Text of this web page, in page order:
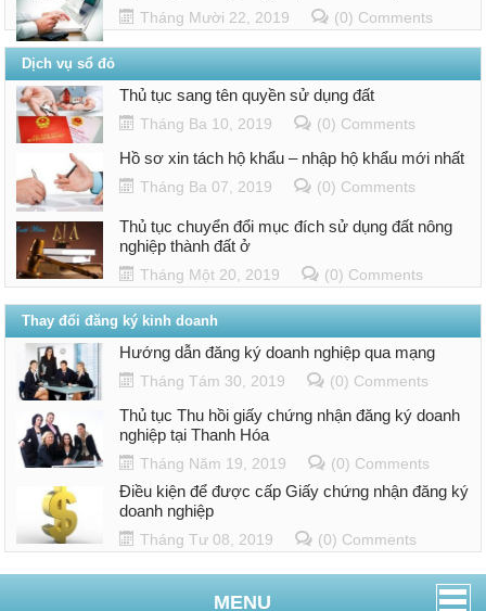
Tháng Mười 22, 2019 (0) Comments
Dịch vụ sổ đỏ
Thủ tục sang tên quyền sử dụng đất
Tháng Ba 10, 2019 (0) Comments
Hồ sơ xin tách hộ khẩu – nhập hộ khẩu mới nhất
Tháng Ba 07, 2019 (0) Comments
Thủ tục chuyển đổi mục đích sử dụng đất nông
nghiệp thành đất ở
Tháng Một 20, 2019 (0) Comments
Thay đổi đăng ký kinh doanh
Hướng dẫn đăng ký doanh nghiệp qua mạng
Tháng Tám 30, 2019 (0) Comments
Thủ tục Thu hồi giấy chứng nhận đăng ký doanh
nghiệp tại Thanh Hóa
Tháng Năm 19, 2019 (0) Comments
Điều kiện để được cấp Giấy chứng nhận đăng ký
doanh nghiệp
Tháng Tư 08, 2019 (0) Comments
MENU